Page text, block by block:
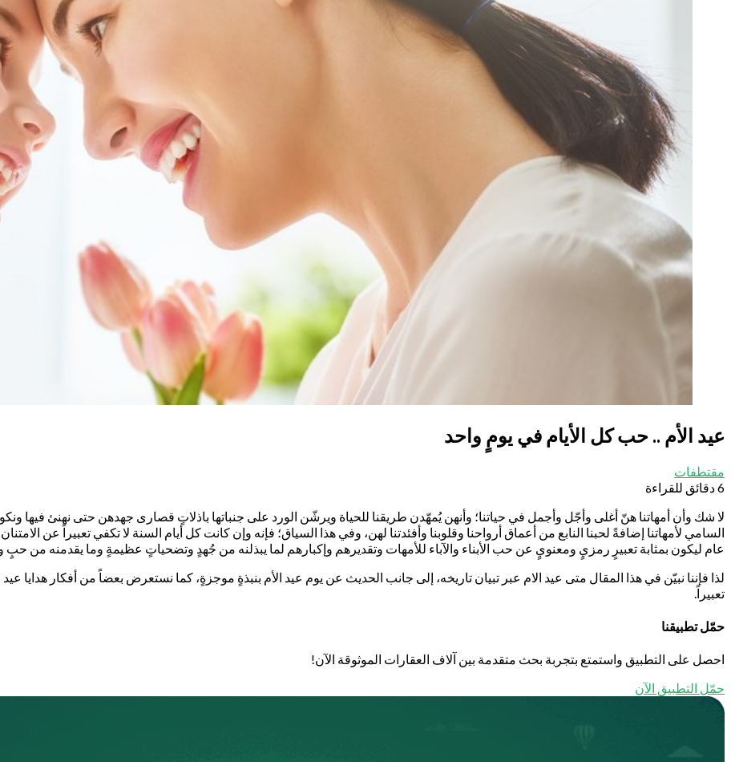
عيد الأم .. حب كل الأيام في يومٍ واحد
مقتطفات
6 دقائق للقراءة
لا شك وأن أمهاتنا هنّ أغلى وأجّل وأجمل في حياتنا؛ وأنهن يُمهّدن طريقنا للحياة ويرشّن الورد على جنباتها باذلاتٍ قصارى جهدهن حتى نهنئ فيها ونكون
السامي لأمهاتنا إضافةً لحبنا النابع من أعماق أرواحنا وقلوبنا وأفئدتنا لهن، وفي هذا السياق؛ فإنه وإن كانت كل أيام السنة لا تكفي تعبيراً عن
عام ليكون بمثابة تعبيرٍ رمزيٍ ومعنويٍ عن حب الأبناء والآباء للأمهات وتقديرهم وإكبارهم لما يبذلنه من جُهدٍ وتضحياتٍ عظيمةٍ وما يقدمنه من
لذا فإننا نبيّن في هذا المقال متى عيد الام عبر تبيان تاريخه، إلى جانب الحديث عن يوم عيد الأم بنبذةٍ موجزةٍ، كما نستعرض بعضاً من أفكار هدايا
تعبيراً.
حمّل تطبيقنا
احصل على التطبيق واستمتع بتجربة بحث متقدمة بين آلاف العقارات الموثوقة الآن!
حمّل التطبيق الآن